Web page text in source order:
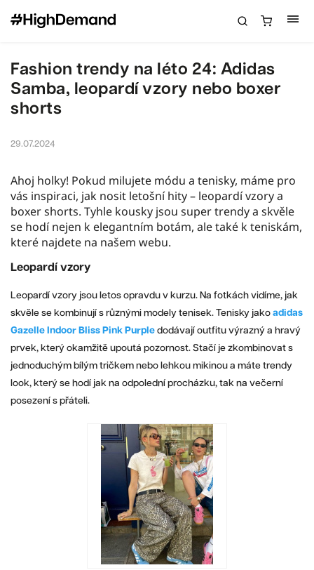
Fashion trendy na léto 24: Adidas
Samba, leopardí vzory nebo boxer
shorts
29.07.2024
Ahoj holky! Pokud milujete módu a tenisky, máme pro
vás inspiraci, jak nosit letošní hity – leopardí vzory a
boxer shorts. Tyhle kousky jsou super trendy a skvěle
se hodí nejen k elegantním botám, ale také k teniskám,
které najdete na našem webu.
Leopardí vzory
Leopardí vzory jsou letos opravdu v kurzu. Na fotkách vidíme, jak
skvěle se kombinují s různými modely tenisek. Tenisky jako adidas
Gazelle Indoor Bliss Pink Purple dodávají outfitu výrazný a hravý
prvek, který okamžitě upoutá pozornost. Stačí je zkombinovat s
jednoduchým bílým tričkem nebo lehkou mikinou a máte trendy
look, který se hodí jak na odpolední procházku, tak na večerní
posezení s přáteli.